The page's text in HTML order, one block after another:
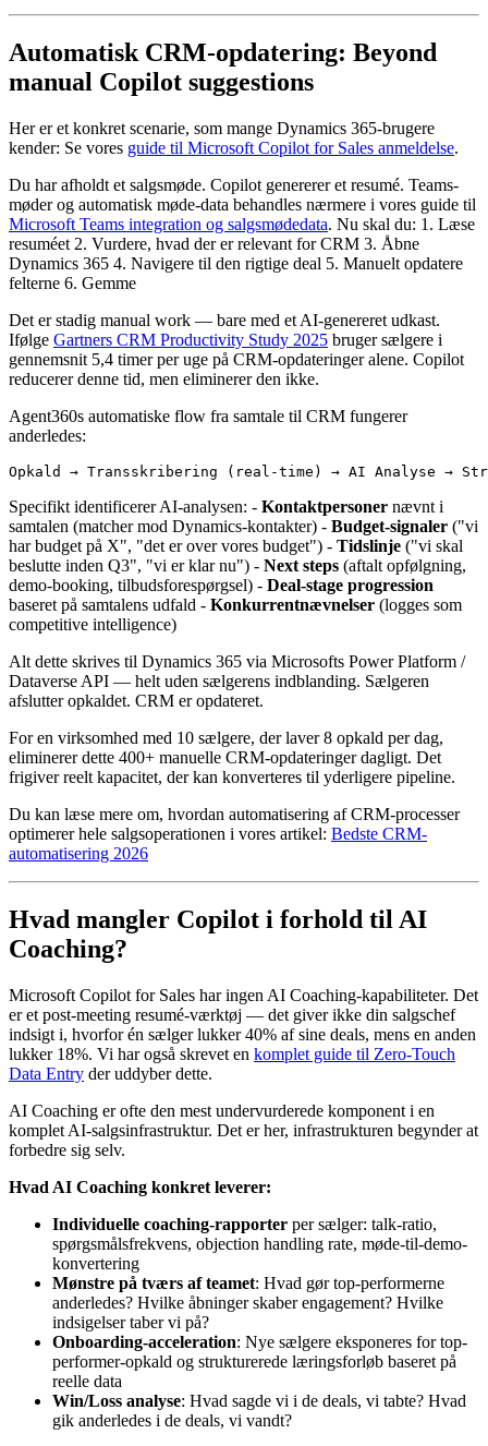
Automatisk CRM-opdatering: Beyond
manual Copilot suggestions
Her er et konkret scenarie, som mange Dynamics 365-brugere
kender: Se vores guide til Microsoft Copilot for Sales anmeldelse.
Du har afholdt et salgsmøde. Copilot genererer et resumé. Teams-
møder og automatisk møde-data behandles nærmere i vores guide til
Microsoft Teams integration og salgsmødedata. Nu skal du: 1. Læse
resuméet 2. Vurdere, hvad der er relevant for CRM 3. Åbne
Dynamics 365 4. Navigere til den rigtige deal 5. Manuelt opdatere
felterne 6. Gemme
Det er stadig manual work — bare med et AI-genereret udkast.
Ifølge Gartners CRM Productivity Study 2025 bruger sælgere i
gennemsnit 5,4 timer per uge på CRM-opdateringer alene. Copilot
reducerer denne tid, men eliminerer den ikke.
Agent360s automatiske flow fra samtale til CRM fungerer
anderledes:
Specifikt identificerer AI-analysen: - Kontaktpersoner nævnt i
samtalen (matcher mod Dynamics-kontakter) - Budget-signaler ("vi
har budget på X", "det er over vores budget") - Tidslinje ("vi skal
beslutte inden Q3", "vi er klar nu") - Next steps (aftalt opfølgning,
demo-booking, tilbudsforespørgsel) - Deal-stage progression
baseret på samtalens udfald - Konkurrentnævnelser (logges som
competitive intelligence)
Alt dette skrives til Dynamics 365 via Microsofts Power Platform /
Dataverse API — helt uden sælgerens indblanding. Sælgeren
afslutter opkaldet. CRM er opdateret.
For en virksomhed med 10 sælgere, der laver 8 opkald per dag,
eliminerer dette 400+ manuelle CRM-opdateringer dagligt. Det
frigiver reelt kapacitet, der kan konverteres til yderligere pipeline.
Du kan læse mere om, hvordan automatisering af CRM-processer
optimerer hele salgsoperationen i vores artikel: Bedste CRM-
automatisering 2026
Hvad mangler Copilot i forhold til AI
Coaching?
Microsoft Copilot for Sales har ingen AI Coaching-kapabiliteter. Det
er et post-meeting resumé-værktøj — det giver ikke din salgschef
indsigt i, hvorfor én sælger lukker 40% af sine deals, mens en anden
lukker 18%. Vi har også skrevet en komplet guide til Zero-Touch
Data Entry der uddyber dette.
AI Coaching er ofte den mest undervurderede komponent i en
komplet AI-salgsinfrastruktur. Det er her, infrastrukturen begynder at
forbedre sig selv.
Hvad AI Coaching konkret leverer:
Individuelle coaching-rapporter per sælger: talk-ratio,
spørgsmålsfrekvens, objection handling rate, møde-til-demo-
konvertering
Mønstre på tværs af teamet: Hvad gør top-performerne
anderledes? Hvilke åbninger skaber engagement? Hvilke
indsigelser taber vi på?
Onboarding-acceleration: Nye sælgere eksponeres for top-
performer-opkald og strukturerede læringsforløb baseret på
reelle data
Win/Loss analyse: Hvad sagde vi i de deals, vi tabte? Hvad
gik anderledes i de deals, vi vandt?